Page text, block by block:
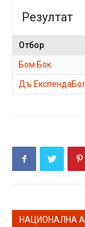
Резултат
Отбор
Бом Бок
Дъ
НАЦИОНАЛНА